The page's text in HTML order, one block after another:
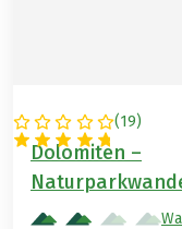
(19)
ITALIEN
Dolomiten –